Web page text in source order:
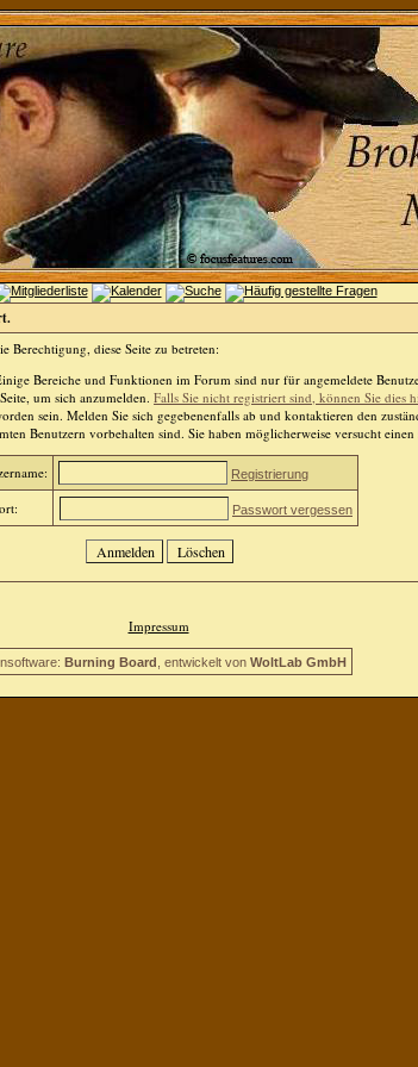
Berechtigung, diese Seite zu betreten:
Bereiche und Funktionen im Forum sind nur für angemeldete
um sich anzumelden. Falls Sie nicht registriert sind, können Sie dies
sein. Melden Sie sich gegebenenfalls ab und kontaktieren den
Benutzern vorbehalten sind. Sie haben möglicherweise versucht
Registrierung
Passwort vergessen
Impressum
Burning Board , entwickelt von WoltLab GmbH